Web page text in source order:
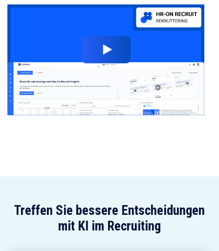
Treffen Sie bessere Entscheidungen
mit KI im Recruiting